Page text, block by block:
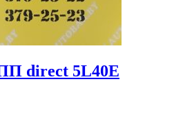
direct 5L40E